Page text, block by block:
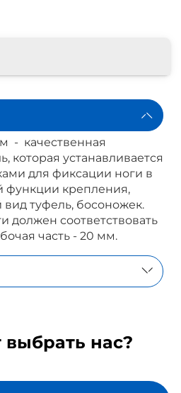
- качественная
которая устанавливается
для фиксации ноги в
функции крепления,
туфель, босоножек.
должен соответствовать
часть - 20 мм.
выбрать нас?